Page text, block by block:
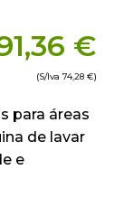
€
(S/Iva 74,28 €)
para áreas
de lavar
e